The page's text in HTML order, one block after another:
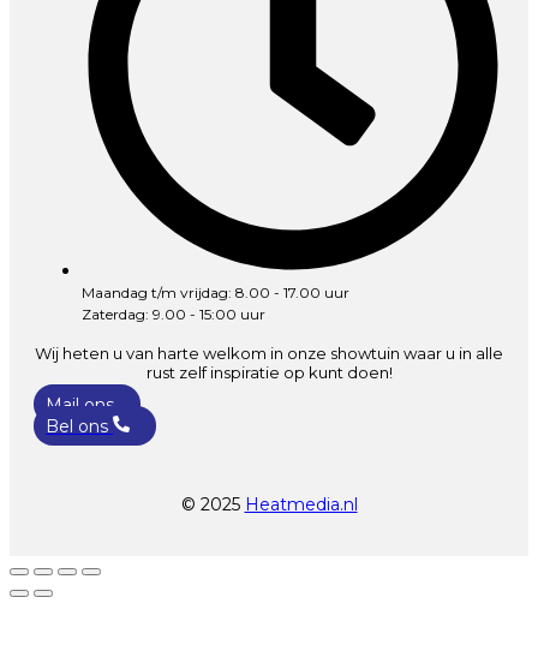
Maandag t/m vrijdag: 8.00 - 17.00 uur
Zaterdag: 9.00 - 15:00 uur
Wij heten u van harte welkom in onze showtuin waar u in alle
rust zelf inspiratie op kunt doen!
Mail ons
Bel ons
© 2025 Heatmedia.nl